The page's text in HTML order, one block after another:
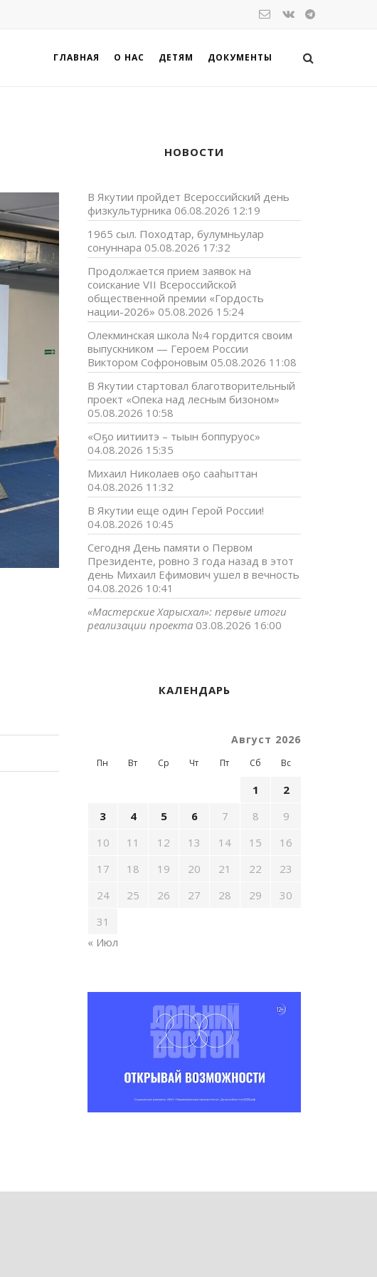
ГЛАВНАЯ О НАС ДЕТЯМ ДОКУМЕНТЫ
НОВОСТИ
В Якутии пройдет Всероссийский день
физкультурника 06.08.2026 12:19
1965 сыл. Походтар, булумньулар
сонуннара 05.08.2026 17:32
Продолжается прием заявок на
соискание VII Всероссийской
общественной премии «Гордость
нации-2026» 05.08.2026 15:24
Олекминская школа №4 гордится своим
выпускником — Героем России
Виктором Софроновым 05.08.2026 11:08
В Якутии стартовал благотворительный
проект «Опека над лесным бизоном»
05.08.2026 10:58
«Оҕо иитиитэ – тыын боппуруос»
04.08.2026 15:35
Михаил Николаев оҕо сааһыттан
04.08.2026 11:32
В Якутии еще один Герой России!
04.08.2026 10:45
Сегодня День памяти о Первом
Президенте, ровно 3 года назад в этот
день Михаил Ефимович ушел в вечность
04.08.2026 10:41
«Мастерские Харысхал»: первые итоги
реализации проекта 03.08.2026 16:00
КАЛЕНДАРЬ
Август 2026
Пн Вт Ср Чт Пт Сб Вс
1
2
3
4 5 6 7 8
9
10
11 12 13 14 15
16
17
18 19 20 21 22
23
24
25 26 27 28 29
30
31
« Июл